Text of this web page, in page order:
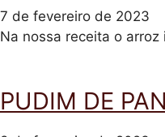
7 de fevereiro de 2023
Na nossa receita o
PUDIM DE